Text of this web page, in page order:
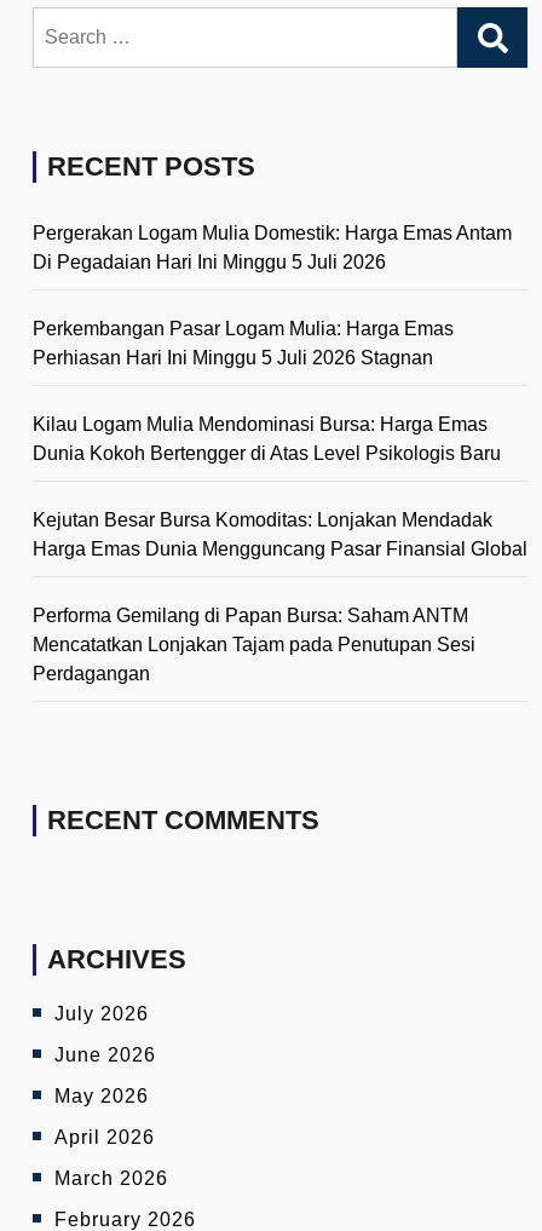
for:
RECENT POSTS
Pergerakan Logam Mulia Domestik: Harga Emas Antam
Di Pegadaian Hari Ini Minggu 5 Juli 2026
Perkembangan Pasar Logam Mulia: Harga Emas
Perhiasan Hari Ini Minggu 5 Juli 2026 Stagnan
Kilau Logam Mulia Mendominasi Bursa: Harga Emas
Dunia Kokoh Bertengger di Atas Level Psikologis Baru
Kejutan Besar Bursa Komoditas: Lonjakan Mendadak
Harga Emas Dunia Mengguncang Pasar Finansial Global
Performa Gemilang di Papan Bursa: Saham ANTM
Mencatatkan Lonjakan Tajam pada Penutupan Sesi
Perdagangan
RECENT COMMENTS
ARCHIVES
July 2026
June 2026
May 2026
April 2026
March 2026
February 2026